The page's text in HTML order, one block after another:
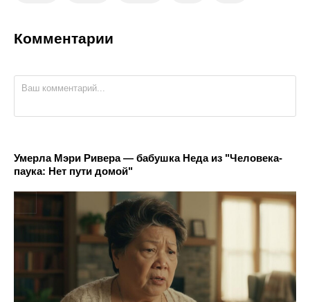
Комментарии
Умерла Мэри Ривера — бабушка Неда из "Человека-
паука: Нет пути домой"